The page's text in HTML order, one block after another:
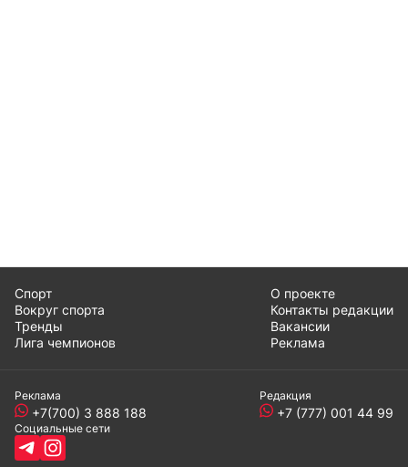
Спорт
Вокруг спорта
Тренды
Лига чемпионов
О проекте
Контакты редакции
Вакансии
Реклама
Реклама
+7(700) 3 888 188
Редакция
+7 (777) 001 44 99
Социальные сети